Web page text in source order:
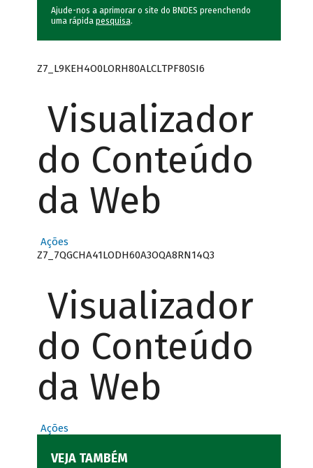
Ajude-nos a aprimorar o site do BNDES preenchendo
uma rápida pesquisa.
Z7_L9KEH4O0LORH80ALCLTPF80SI6
Visualizador
do Conteúdo
da Web
Ações
Z7_7QGCHA41LODH60A3OQA8RN14Q3
Visualizador
do Conteúdo
da Web
Ações
VEJA TAMBÉM